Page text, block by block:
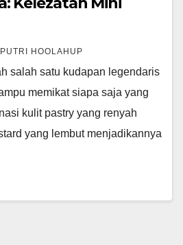
PUTRI HOOLAHUP
salah satu kudapan legendaris
memikat siapa saja yang
kulit pastry yang renyah
yang lembut menjadikannya